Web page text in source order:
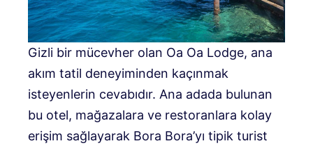
Gizli bir mücevher olan Oa Oa Lodge, ana
akım tatil deneyiminden kaçınmak
isteyenlerin cevabıdır. Ana adada bulunan
bu otel, mağazalara ve restoranlara kolay
erişim sağlayarak Bora Bora’yı tipik turist